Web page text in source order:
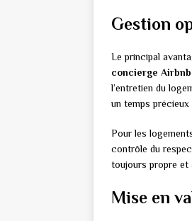
Gestion
Le principal
concierge Airbnb
l’entretien du
un temps précieux
Pour les
contrôle du
toujours propre et
Mise en